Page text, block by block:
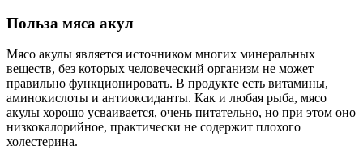
Польза мяса акул
Мясо акулы является источником многих минеральных
веществ, без которых человеческий организм не может
правильно функционировать. В продукте есть витамины,
аминокислоты и антиоксиданты. Как и любая рыба, мясо
акулы хорошо усваивается, очень питательно, но при этом оно
низкокалорийное, практически не содержит плохого
холестерина.